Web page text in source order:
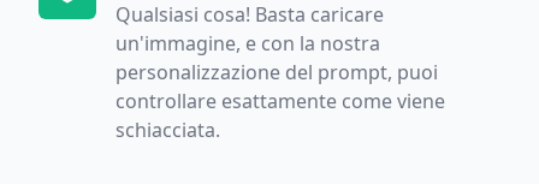
Qualsiasi cosa! Basta caricare
un'immagine, e con la nostra
personalizzazione del prompt, puoi
controllare esattamente come viene
schiacciata.